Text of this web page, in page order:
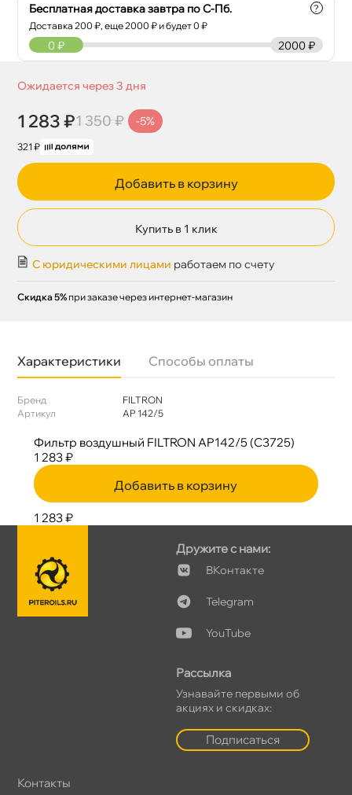
Бесплатная доставка завтра по С-Пб.
Доставка200 ₽, еще2000 ₽ и будет 0 ₽
?
2000 ₽
0 ₽
Ожидается через 3 дня
1 283 ₽1 350 ₽ -5%
321 ₽
Добавить в корзину
Купить в 1 клик
С юридическими лицами работаем по счету
Скидка 5% при заказе через интернет-магазин
Характеристики Способы оплаты
Бренд
FILTRON
Артикул
AP 142/5
Фильтр воздушный FILTRON AP142/5 (C3725)
1 283 ₽
Добавить в корзину
1 283 ₽
Дружите с нами:
Контакте
Telegram
YouTube
Рассылка
Узнавайте первыми о
акциях и скидках:
Подписаться
Контакты